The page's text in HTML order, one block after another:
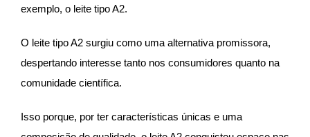
exemplo, o leite tipo A2.
O leite tipo A2 surgiu como uma alternativa promissora,
despertando interesse tanto nos consumidores quanto na
comunidade científica.
Isso porque, por ter características únicas e uma